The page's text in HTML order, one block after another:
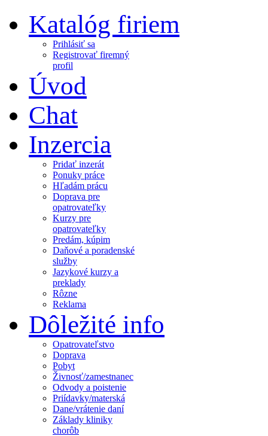
Katalóg firiem
Prihlásiť sa
Registrovať firemný
profil
Úvod
Chat
Inzercia
Pridať inzerát
Ponuky práce
Hľadám prácu
Doprava pre
opatrovateľky
Kurzy pre
opatrovateľky
Predám, kúpim
Daňové a poradenské
služby
Jazykové kurzy a
preklady
Rôzne
Reklama
Dôležité info
Opatrovateľstvo
Doprava
Pobyt
Živnosť/zamestnanec
Odvody a poistenie
Priídavky/materská
Dane/vrátenie daní
Základy kliniky
chorôb